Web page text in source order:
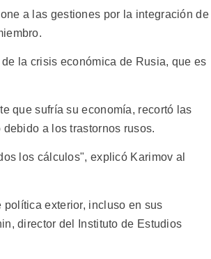
a las gestiones por la integración de
la crisis económica de Rusia, que es
que sufría su economía, recortó las
a los trastornos rusos.
los cálculos", explicó Karimov al
exterior, incluso en sus
director del Instituto de Estudios